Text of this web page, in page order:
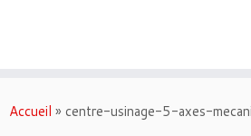
auAccueil » centre-usinage-5-axes-